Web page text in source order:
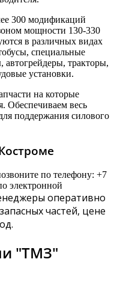
300 модификаций
мощности 130-330
в различных видах
специальные
автогрейдеры, тракторы,
установки.
на которые
Обеспечиваем весь
поддержания силового
по телефону: +7
электронной
оперативно
частей, цене
"ТМЗ"